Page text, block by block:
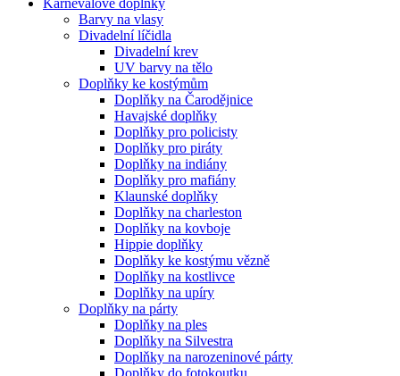
Barvy na vlasy
Divadelní líčidla
Divadelní krev
UV barvy na tělo
Doplňky ke kostýmům
Doplňky na Čarodějnice
Havajské doplňky
Doplňky pro policisty
Doplňky pro piráty
Doplňky na indiány
Doplňky pro mafiány
Klaunské doplňky
Doplňky na charleston
Doplňky na kovboje
Hippie doplňky
Doplňky ke kostýmu vězně
Doplňky na kostlivce
Doplňky na upíry
Doplňky na párty
Doplňky na ples
Doplňky na Silvestra
Doplňky na narozeninové párty
Doplňky do fotokoutku